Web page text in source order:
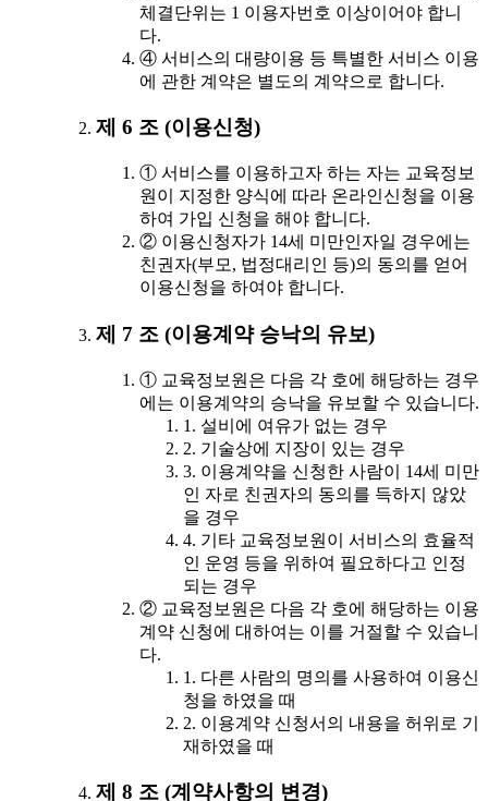
체결단위는 1 이용자번호 이상이어야 합니
다.
④ 서비스의 대량이용 등 특별한 서비스 이용
에 관한 계약은 별도의 계약으로 합니다.
제 6 조 (이용신청)
① 서비스를 이용하고자 하는 자는 교육정보
원이 지정한 양식에 따라 온라인신청을 이용
하여 가입 신청을 해야 합니다.
② 이용신청자가 14세 미만인자일 경우에는
친권자(부모, 법정대리인 등)의 동의를 얻어
이용신청을 하여야 합니다.
제 7 조 (이용계약 승낙의 유보)
① 교육정보원은 다음 각 호에 해당하는 경우
에는 이용계약의 승낙을 유보할 수 있습니다.
1. 설비에 여유가 없는 경우
2. 기술상에 지장이 있는 경우
3. 이용계약을 신청한 사람이 14세 미만
인 자로 친권자의 동의를 득하지 않았
을 경우
4. 기타 교육정보원이 서비스의 효율적
인 운영 등을 위하여 필요하다고 인정
되는 경우
② 교육정보원은 다음 각 호에 해당하는 이용
계약 신청에 대하여는 이를 거절할 수 있습니
다.
1. 다른 사람의 명의를 사용하여 이용신
청을 하였을 때
2. 이용계약 신청서의 내용을 허위로 기
재하였을 때
제 8 조 (계약사항의 변경)